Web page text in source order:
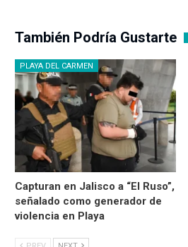
También Podría Gustarte
PLAYA DEL CARMEN
Capturan en Jalisco a “El Ruso”,
señalado como generador de
violencia en Playa